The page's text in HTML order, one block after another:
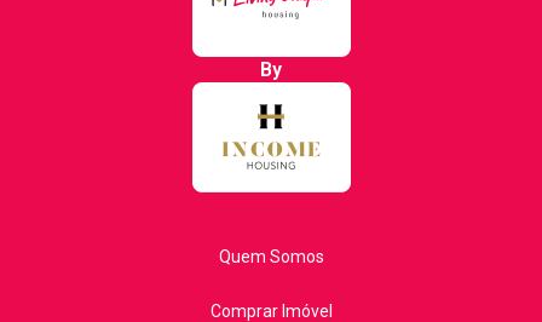
By
Quem Somos
Comprar Imóvel